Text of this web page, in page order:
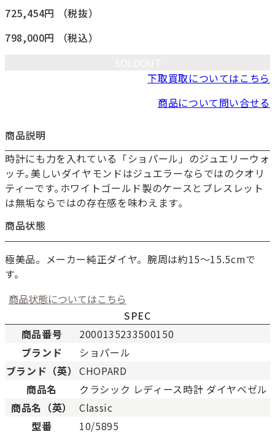
725,454円
（税抜）
798,000円
（税込）
下取買取についてはこちら
商品について問い合せる
商品説明
時計にも力を入れている「ショパール」のジュエリーウォ
ッチ｡美しいダイヤモンドはジュエラーならではのクオリ
ティーです｡ホワイトゴールド製のケースとブレスレット
は無垢ならではの存在感を味わえます｡
商品状態
極美品。メーカー純正ダイヤ。腕周は約15～15.5cmで
す。
商品状態についてはこちら
未使用
SAランク未使用同様品。数回使用し
Aランク
ABランク
SPEC
商品番号
2000135233500150
ブランド
ショパール
ブランド（英） CHOPARD
商品名
クラシック レディース時計 ダイヤベゼル
商品名（英）
Classic
型番
10/5895